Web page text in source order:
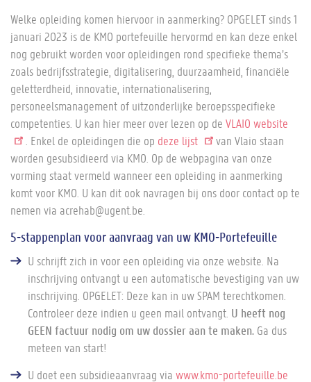
Welke opleiding komen hiervoor in aanmerking? OPGELET sinds 1
januari 2023 is de KMO portefeuille hervormd en kan deze enkel
nog gebruikt worden voor opleidingen rond specifieke thema’s
zoals bedrijfsstrategie, digitalisering, duurzaamheid, financiële
geletterdheid, innovatie, internationalisering,
personeelsmanagement of uitzonderlijke beroepsspecifieke
competenties. U kan hier meer over lezen op de VLAIO website
. Enkel de opleidingen die op deze lijst
van Vlaio staan
worden gesubsidieerd via KMO. Op de webpagina van onze
vorming staat vermeld wanneer een opleiding in aanmerking
komt voor KMO. U kan dit ook navragen bij ons door contact op te
nemen via acrehab@ugent.be.
5-stappenplan voor aanvraag van uw KMO-Portefeuille
U schrijft zich in voor een opleiding via onze website. Na
inschrijving ontvangt u een automatische bevestiging van uw
inschrijving. OPGELET: Deze kan in uw SPAM terechtkomen.
Controleer deze indien u geen mail ontvangt. U heeft nog
GEEN factuur nodig om uw dossier aan te maken. Ga dus
meteen van start!
U doet een subsidieaanvraag via www.kmo-portefeuille.be